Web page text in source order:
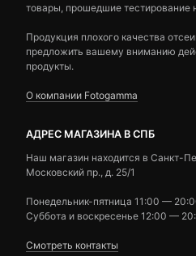
товары, прошедшие тестирование
Продукция плохого качества
предложить вашему вниманию
продукты.
О компании Fotogamma
АДРЕС МАГАЗИНА В СПБ
Наш магазин находится в Санкт-
Московский пр., д. 25/1
Понедельник-пятница 11:00 —
Суббота и воскресенье 12:00 —
Смотреть контакты